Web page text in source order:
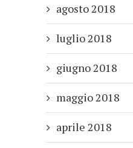
agosto 2018
luglio 2018
giugno 2018
maggio 2018
aprile 2018